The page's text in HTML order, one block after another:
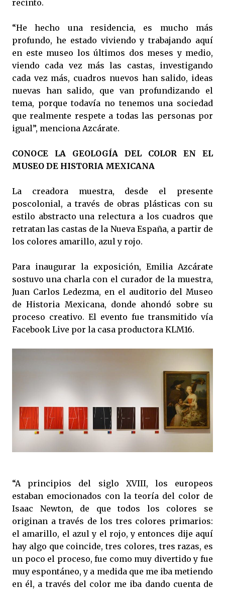
recinto.
“He hecho una residencia, es mucho más
profundo, he estado viviendo y trabajando aquí
en este museo los últimos dos meses y medio,
viendo cada vez más las castas, investigando
cada vez más, cuadros nuevos han salido, ideas
nuevas han salido, que van profundizando el
tema, porque todavía no tenemos una sociedad
que realmente respete a todas las personas por
igual”, menciona Azcárate.
CONOCE LA GEOLOGÍA DEL COLOR EN EL
MUSEO DE HISTORIA MEXICANA
La creadora muestra, desde el presente
poscolonial, a través de obras plásticas con su
estilo abstracto una relectura a los cuadros que
retratan las castas de la Nueva España, a partir de
los colores amarillo, azul y rojo.
Para inaugurar la exposición, Emilia Azcárate
sostuvo una charla con el curador de la muestra,
Juan Carlos Ledezma, en el auditorio del Museo
de Historia Mexicana, donde ahondó sobre su
proceso creativo. El evento fue transmitido vía
Facebook Live por la casa productora KLM16.
“A principios del siglo XVIII, los europeos
estaban emocionados con la teoría del color de
Isaac Newton, de que todos los colores se
originan a través de los tres colores primarios:
el amarillo, el azul y el rojo, y entonces dije aquí
hay algo que coincide, tres colores, tres razas, es
un poco el proceso, fue como muy divertido y fue
muy espontáneo, y a medida que me iba metiendo
en él, a través del color me iba dando cuenta de